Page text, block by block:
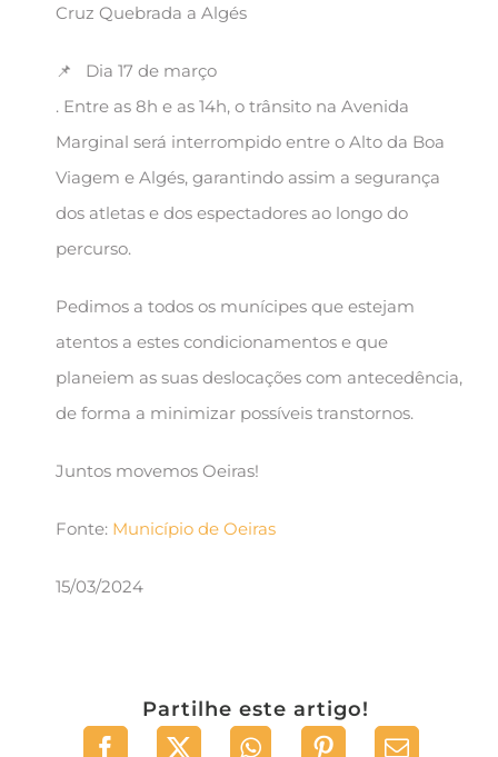
Cruz Quebrada a Algés
📌 Dia 17 de março
. Entre as 8h e as 14h, o trânsito na Avenida
Marginal será interrompido entre o Alto da Boa
Viagem e Algés, garantindo assim a segurança
dos atletas e dos espectadores ao longo do
percurso.
Pedimos a todos os munícipes que estejam
atentos a estes condicionamentos e que
planeiem as suas deslocações com antecedência,
de forma a minimizar possíveis transtornos.
Juntos movemos Oeiras!
Fonte: Município de Oeiras
15/03/2024
Partilhe este artigo!